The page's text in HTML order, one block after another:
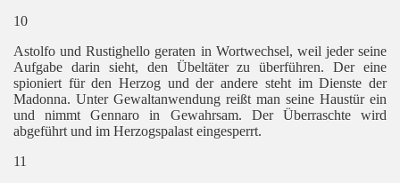
10
Astolfo und Rustighello geraten in Wortwechsel, weil jeder seine
Aufgabe darin sieht, den Übeltäter zu überführen. Der eine
spioniert für den Herzog und der andere steht im Dienste der
Madonna. Unter Gewaltanwendung reißt man seine Haustür ein
und nimmt Gennaro in Gewahrsam. Der Überraschte wird
abgeführt und im Herzogspalast eingesperrt.
11